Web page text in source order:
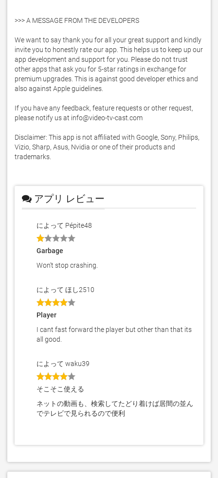
>>> A MESSAGE FROM THE DEVELOPERS
We want to say thank you for all your great support and kindly
invite you to honestly rate our app. This helps us to keep up our
app development and support for you. Please do not trust
other apps that ask you for 5-star ratings in exchange for
premium upgrades. This is against good developer ethics and
also against Apple guidelines.
If you have any feedback, feature requests or other request,
please notify us at info@video-tv-cast.com
Disclaimer: This app is not affiliated with Google, Sony, Philips,
Vizio, Sharp, Asus, Nvidia or one of their products and
trademarks.
アプリ レビュー
によって Pépite48
Garbage
Won’t stop crashing.
によって ほし2510
Player
I cant fast forward the player but other than that its
all good.
によって waku39
そこそこ使える
ネットの動画も、検索してたどり着けば居間の並ん
でテレビで見られるので便利